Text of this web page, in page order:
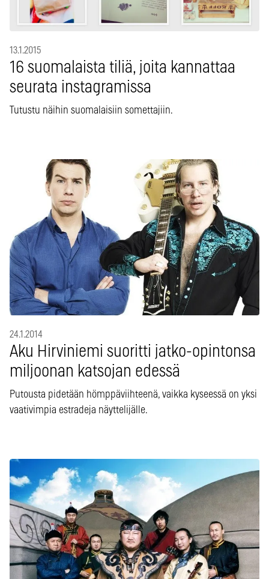
13.1.2015
16 suomalaista tiliä, joita kannattaa
seurata instagramissa
Tutustu näihin suomalaisiin somettajiin.
24.1.2014
Aku Hirviniemi suoritti jatko-opintonsa
miljoonan katsojan edessä
Putousta pidetään hömppäviihteenä, vaikka kyseessä on yksi
vaativimpia estradeja näyttelijälle.